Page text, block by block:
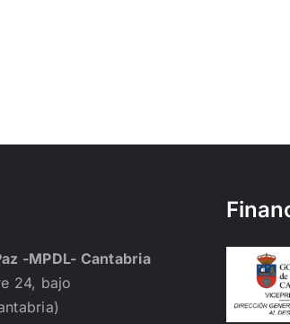
-MPDL- Cantabria
24, bajo